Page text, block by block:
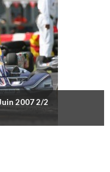
2007 2/2